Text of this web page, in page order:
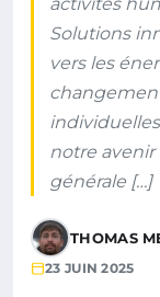
Solutions
vers les
notre avenir
générale […]
THOMAS
23 JUIN 2025